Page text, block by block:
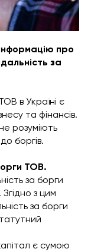
про
за
в Україні є
та фінансів.
розуміють
боргів.
ТОВ.
за борги
Згідно з цим
за борги
є сумою